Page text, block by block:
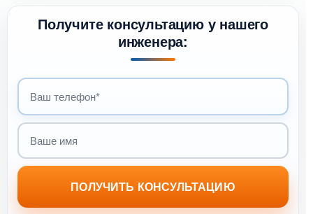
Получите консультацию у нашего
инженера:
Ваш телефон
Ваше имя
ПОЛУЧИТЬ КОНСУЛЬТАЦИЮ